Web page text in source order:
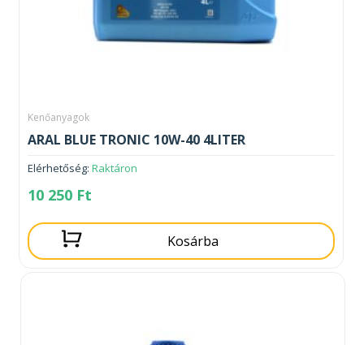
Kenőanyagok
ARAL BLUE TRONIC 10W-40 4LITER
Elérhetőség: Raktáron
10 250 Ft
Kosárba